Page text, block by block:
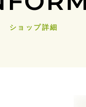
ショップ詳細